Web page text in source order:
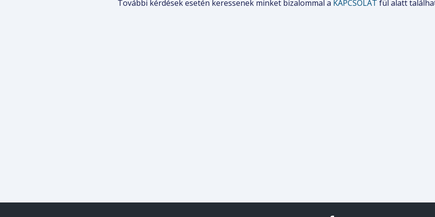
További kérdések esetén keressenek minket bizalommal a KAPCSOLAT fül alatt